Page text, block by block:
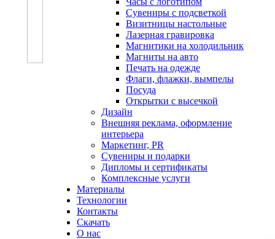
Сувениры с подсветкой
Визитницы настольные
Лазерная гравировка
Магнитики на холодильник
Магниты на авто
Печать на одежде
Флаги, флажки, вымпелы
Посуда
Открытки с высечкой
Дизайн
Внешняя реклама, оформление
интерьера
Маркетинг, PR
Сувениры и подарки
Дипломы и сертификаты
Комплексные услуги
Материалы
Технологии
Контакты
Скачать
О нас